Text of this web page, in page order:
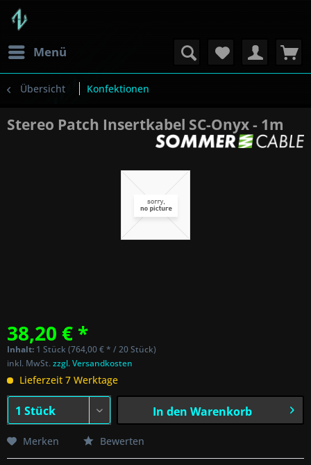
Menü
Übersicht Konfektionen
Stereo Patch Insertkabel SC-Onyx - 1m
38,20 € *
Inhalt: 1 Stück (764,00 € * / 20 Stück)
inkl. MwSt.zzgl. Versandkosten
Lieferzeit 7 Werktage
In den Warenkorb
Merken Bewerten